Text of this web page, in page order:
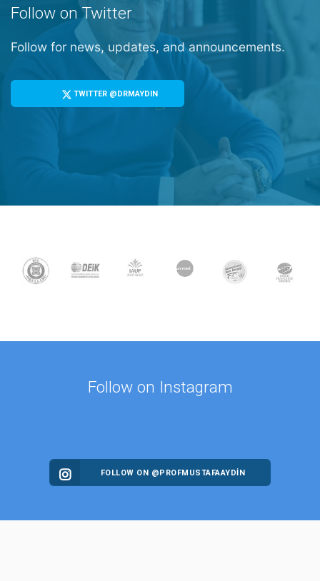
Follow on Twitter
Follow for news, updates, and announcements.
TWITTER @DRMAYDIN
Follow on Instagram
FOLLOW ON @PROFMUSTAFAAYDIN